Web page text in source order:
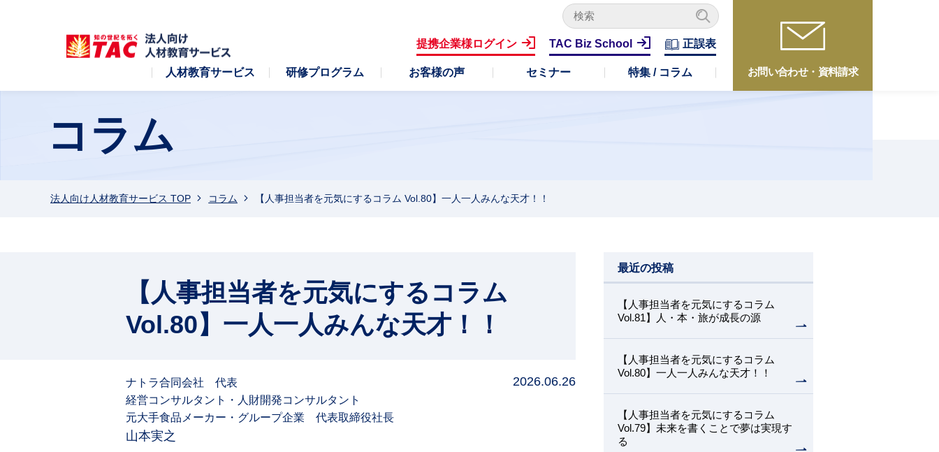
お問い合わせ・資料請求
キ
ー
ワ
人材教育サービス 研修プログラム お客様の声 セミナー 特集 / コラム
提携企業様ログイン TAC Biz School 正誤表
コラム
法人向け人材教育サービス TOP コラム 【人事担当者を元気にするコラム Vol.80】一人一人みんな天才！！
【人事担当者を元気にするコラム
Vol.80】一人一人みんな天才！！
ナトラ合同会社 代表
経営コンサルタント・人財開発コンサルタント
元大手食品メーカー・グループ企業 代表取締役社長
山本実之
2026.06.26
最近の投稿
【人事担当者を元気にするコラム
Vol.81】人・本・旅が成長の源
【人事担当者を元気にするコラム
Vol.80】一人一人みんな天才！！
【人事担当者を元気にするコラム
Vol.79】未来を書くことで夢は実現す
る